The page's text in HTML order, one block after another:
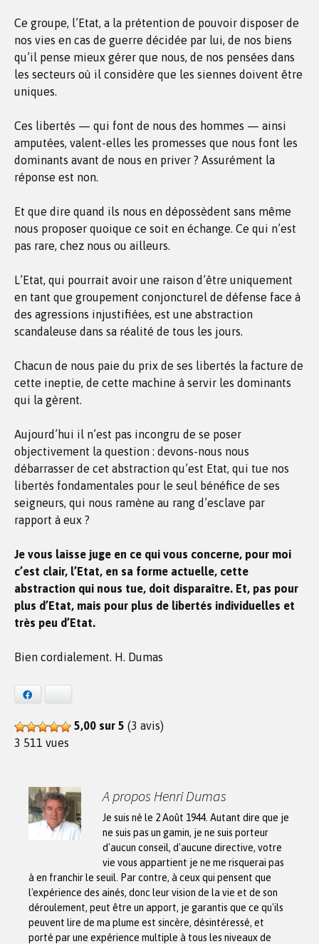
Ce groupe, l’Etat, a la prétention de pouvoir disposer de
nos vies en cas de guerre décidée par lui, de nos biens
qu’il pense mieux gérer que nous, de nos pensées dans
les secteurs où il considère que les siennes doivent être
uniques.
Ces libertés — qui font de nous des hommes — ainsi
amputées, valent-elles les promesses que nous font les
dominants avant de nous en priver ? Assurément la
réponse est non.
Et que dire quand ils nous en dépossèdent sans même
nous proposer quoique ce soit en échange. Ce qui n’est
pas rare, chez nous ou ailleurs.
L’Etat, qui pourrait avoir une raison d’être uniquement
en tant que groupement conjoncturel de défense face à
des agressions injustifiées, est une abstraction
scandaleuse dans sa réalité de tous les jours.
Chacun de nous paie du prix de ses libertés la facture de
cette ineptie, de cette machine à servir les dominants
qui la gèrent.
Aujourd’hui il n’est pas incongru de se poser
objectivement la question : devons-nous nous
débarrasser de cet abstraction qu’est Etat, qui tue nos
libertés fondamentales pour le seul bénéfice de ses
seigneurs, qui nous ramène au rang d’esclave par
rapport à eux ?
Je vous laisse juge en ce qui vous concerne, pour moi
c’est clair, l’Etat, en sa forme actuelle, cette
abstraction qui nous tue, doit disparaître. Et, pas pour
plus d’Etat, mais pour plus de libertés individuelles et
très peu d’Etat.
Bien cordialement. H. Dumas
5,00 sur 5 (3 avis)
3 511 vues
A propos Henri Dumas
Je suis né le 2 Août 1944. Autant dire que je
ne suis pas un gamin, je ne suis porteur
d'aucun conseil, d'aucune directive, votre
vie vous appartient je ne me risquerai pas
à en franchir le seuil. Par contre, à ceux qui pensent que
l'expérience des ainés, donc leur vision de la vie et de son
déroulement, peut être un apport, je garantis que ce qu'ils
peuvent lire de ma plume est sincère, désintéressé, et
porté par une expérience multiple à tous les niveaux de